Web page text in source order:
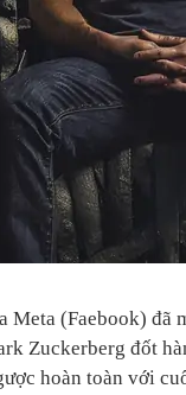
Meta (Faebook)
Zuckerberg đốt
hoàn toàn với